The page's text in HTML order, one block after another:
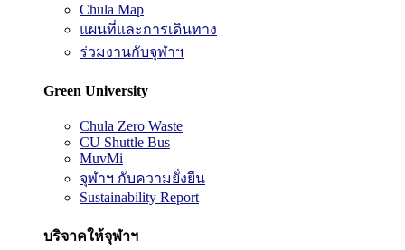
Chula Map
แผนที่และการเดินทาง
ร่วมงานกับจุฬาฯ
Green University
Chula Zero Waste
CU Shuttle Bus
MuvMi
จุฬาฯ กับความยั่งยืน
Sustainability Report
บริจาคให้จุฬาฯ